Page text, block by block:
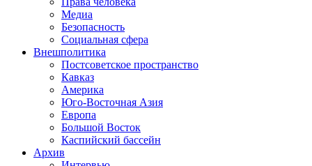
Медиа
Безопасность
Социальная сфера
Внешполитика
Постсоветское пространство
Кавказ
Америка
Юго-Восточная Азия
Европа
Большой Восток
Каспийский бассейн
Архив